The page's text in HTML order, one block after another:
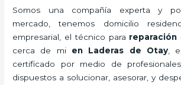
Somos una compañía experta y
mercado, tenemos domicilio
empresarial, el técnico para reparación
cerca de mi en Laderas de Otay,
certificado por medio de
dispuestos a solucionar, asesorar, y